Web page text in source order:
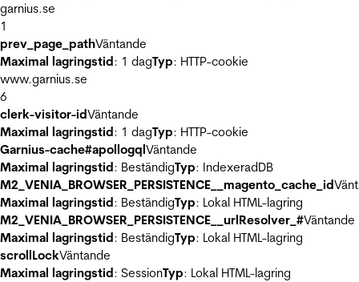
garnius.se
1
prev_page_pathVäntande
Maximal lagringstid: 1 dagTyp: HTTP-cookie
www.garnius.se
6
clerk-visitor-idVäntande
Maximal lagringstid: 1 dagTyp: HTTP-cookie
Garnius-cache#apollogqlVäntande
Maximal lagringstid: BeständigTyp: IndexeradDB
M2_VENIA_BROWSER_PERSISTENCE__magento_cache_id
Maximal lagringstid: BeständigTyp: Lokal HTML-lagring
M2_VENIA_BROWSER_PERSISTENCE__urlResolver_#Väntande
Maximal lagringstid: BeständigTyp: Lokal HTML-lagring
scrollLockVäntande
Maximal lagringstid: SessionTyp: Lokal HTML-lagring